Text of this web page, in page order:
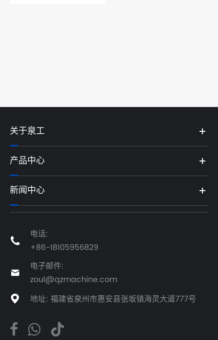
关于泉工
产品中心
新闻中心

电话:
+86-18105956829

电子邮件:
zoul@qzmachine.com
 地址: 福建省泉州市惠安县张坂镇海灵大道777号